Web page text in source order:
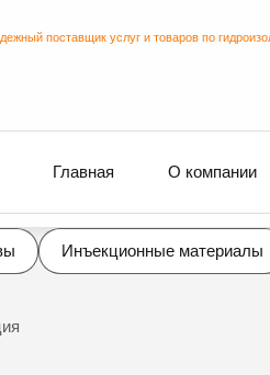
поставщик услуг и товаров по
Главная О компании
Инъекционные материалы